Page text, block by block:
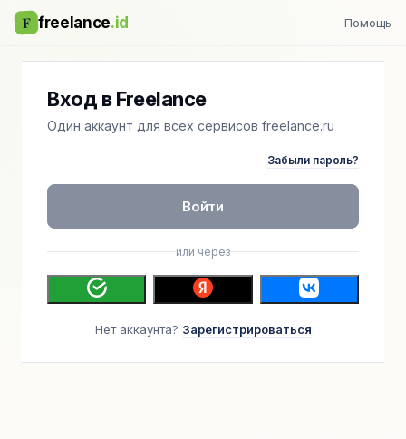
F freelance.id Помощь
Вход в Freelance
Один аккаунт для всех сервисов freelance.ru
Забыли пароль?
Войти
или через
Нет аккаунта? Зарегистрироваться